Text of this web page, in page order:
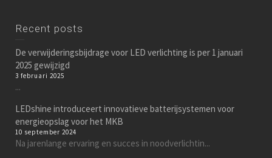
Recent posts
De verwijderingsbijdrage voor LED verlichting is per 1 januari
2025 gewijzigd
3 februari 2025
...
LEDshine introduceert innovatieve batterijsystemen voor
energieopslag voor het MKB
10 september 2024
Na jarenlange ervaring en succes in noodverlichtin...